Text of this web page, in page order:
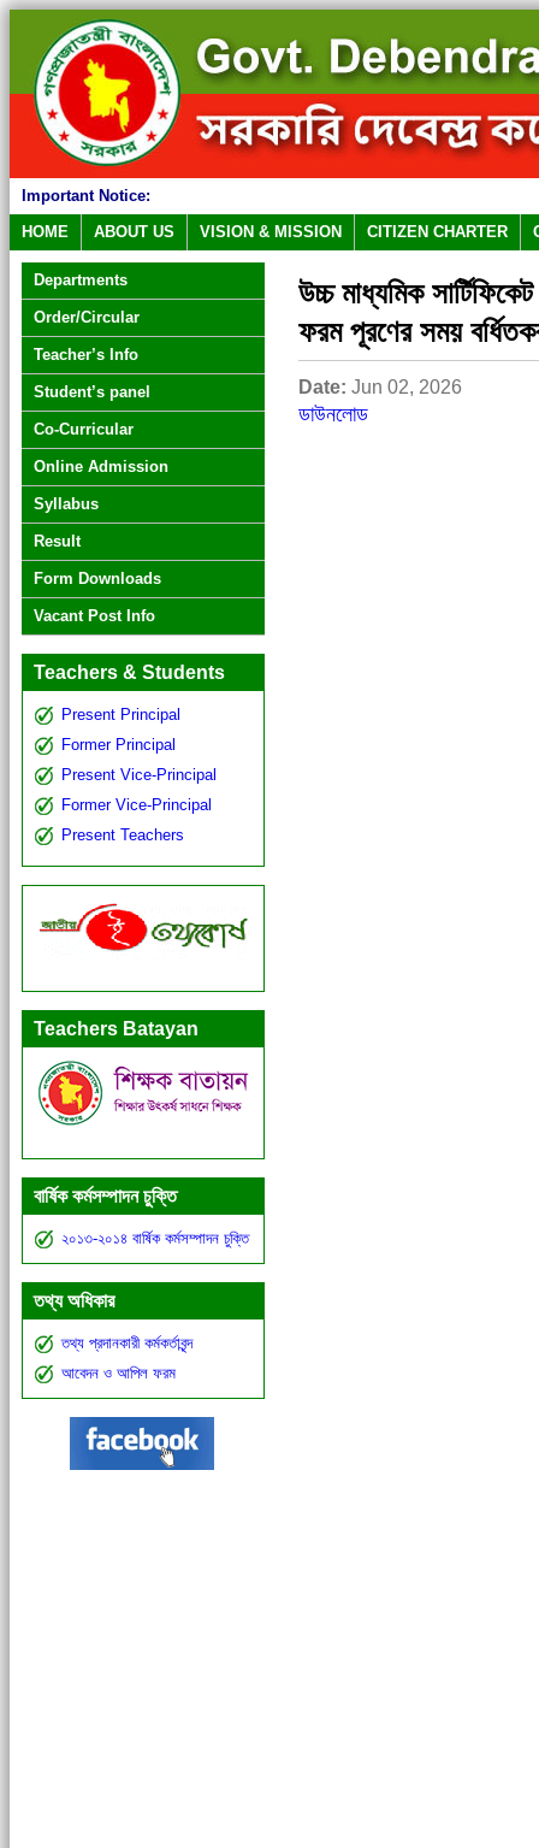
Important Notice:
HOME
ABOUT US VISION & MISSION CITIZEN CHARTER
Departments
Order/Circular
Teacher’s Info
Student’s panel
Co-Curricular
Online Admission
Syllabus
Result
Form Downloads
Vacant Post Info
Teachers & Students
Present Principal
Former Principal
Present Vice-Principal
Former Vice-Principal
Present Teachers
Teachers Batayan
বার্ষিক কর্মসম্পাদন চুক্তি
২০১৩-২০১৪ বার্ষিক কর্মসম্পাদন চুক্তি
তথ্য অধিকার
তথ্য প্রদানকারী কর্মকর্তাবৃন্দ
আবেদন ও আপিল ফরম
উচ্চ মাধ্যমিক
ফরম পূরণের সময়
Date: Jun 02, 2026
ডাউনলোড